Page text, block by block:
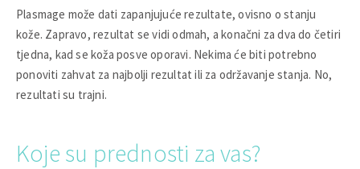
Plasmage može dati zapanjujuće rezultate, ovisno o stanju
kože. Zapravo, rezultat se vidi odmah, a konačni za dva do četiri
tjedna, kad se koža posve oporavi. Nekima će biti potrebno
ponoviti zahvat za najbolji rezultat ili za održavanje stanja. No,
rezultati su trajni.
Koje su prednosti za vas?